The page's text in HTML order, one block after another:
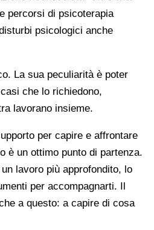
percorsi di psicoterapia
psicologici anche
La sua peculiarità è poter
che lo richiedono,
lavorano insieme.
per capire e affrontare
è un ottimo punto di partenza.
lavoro più approfondito, lo
per accompagnarti. Il
a questo: a capire di cosa